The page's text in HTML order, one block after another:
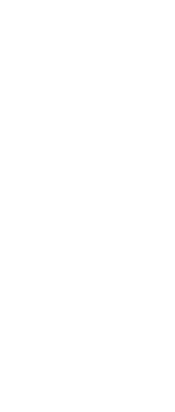
48 B32
7270 Davos Platz